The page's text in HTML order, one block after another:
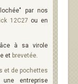
par nos
12C27 ou en
à sa virole
et brevetée.
et de pochettes
entreprise